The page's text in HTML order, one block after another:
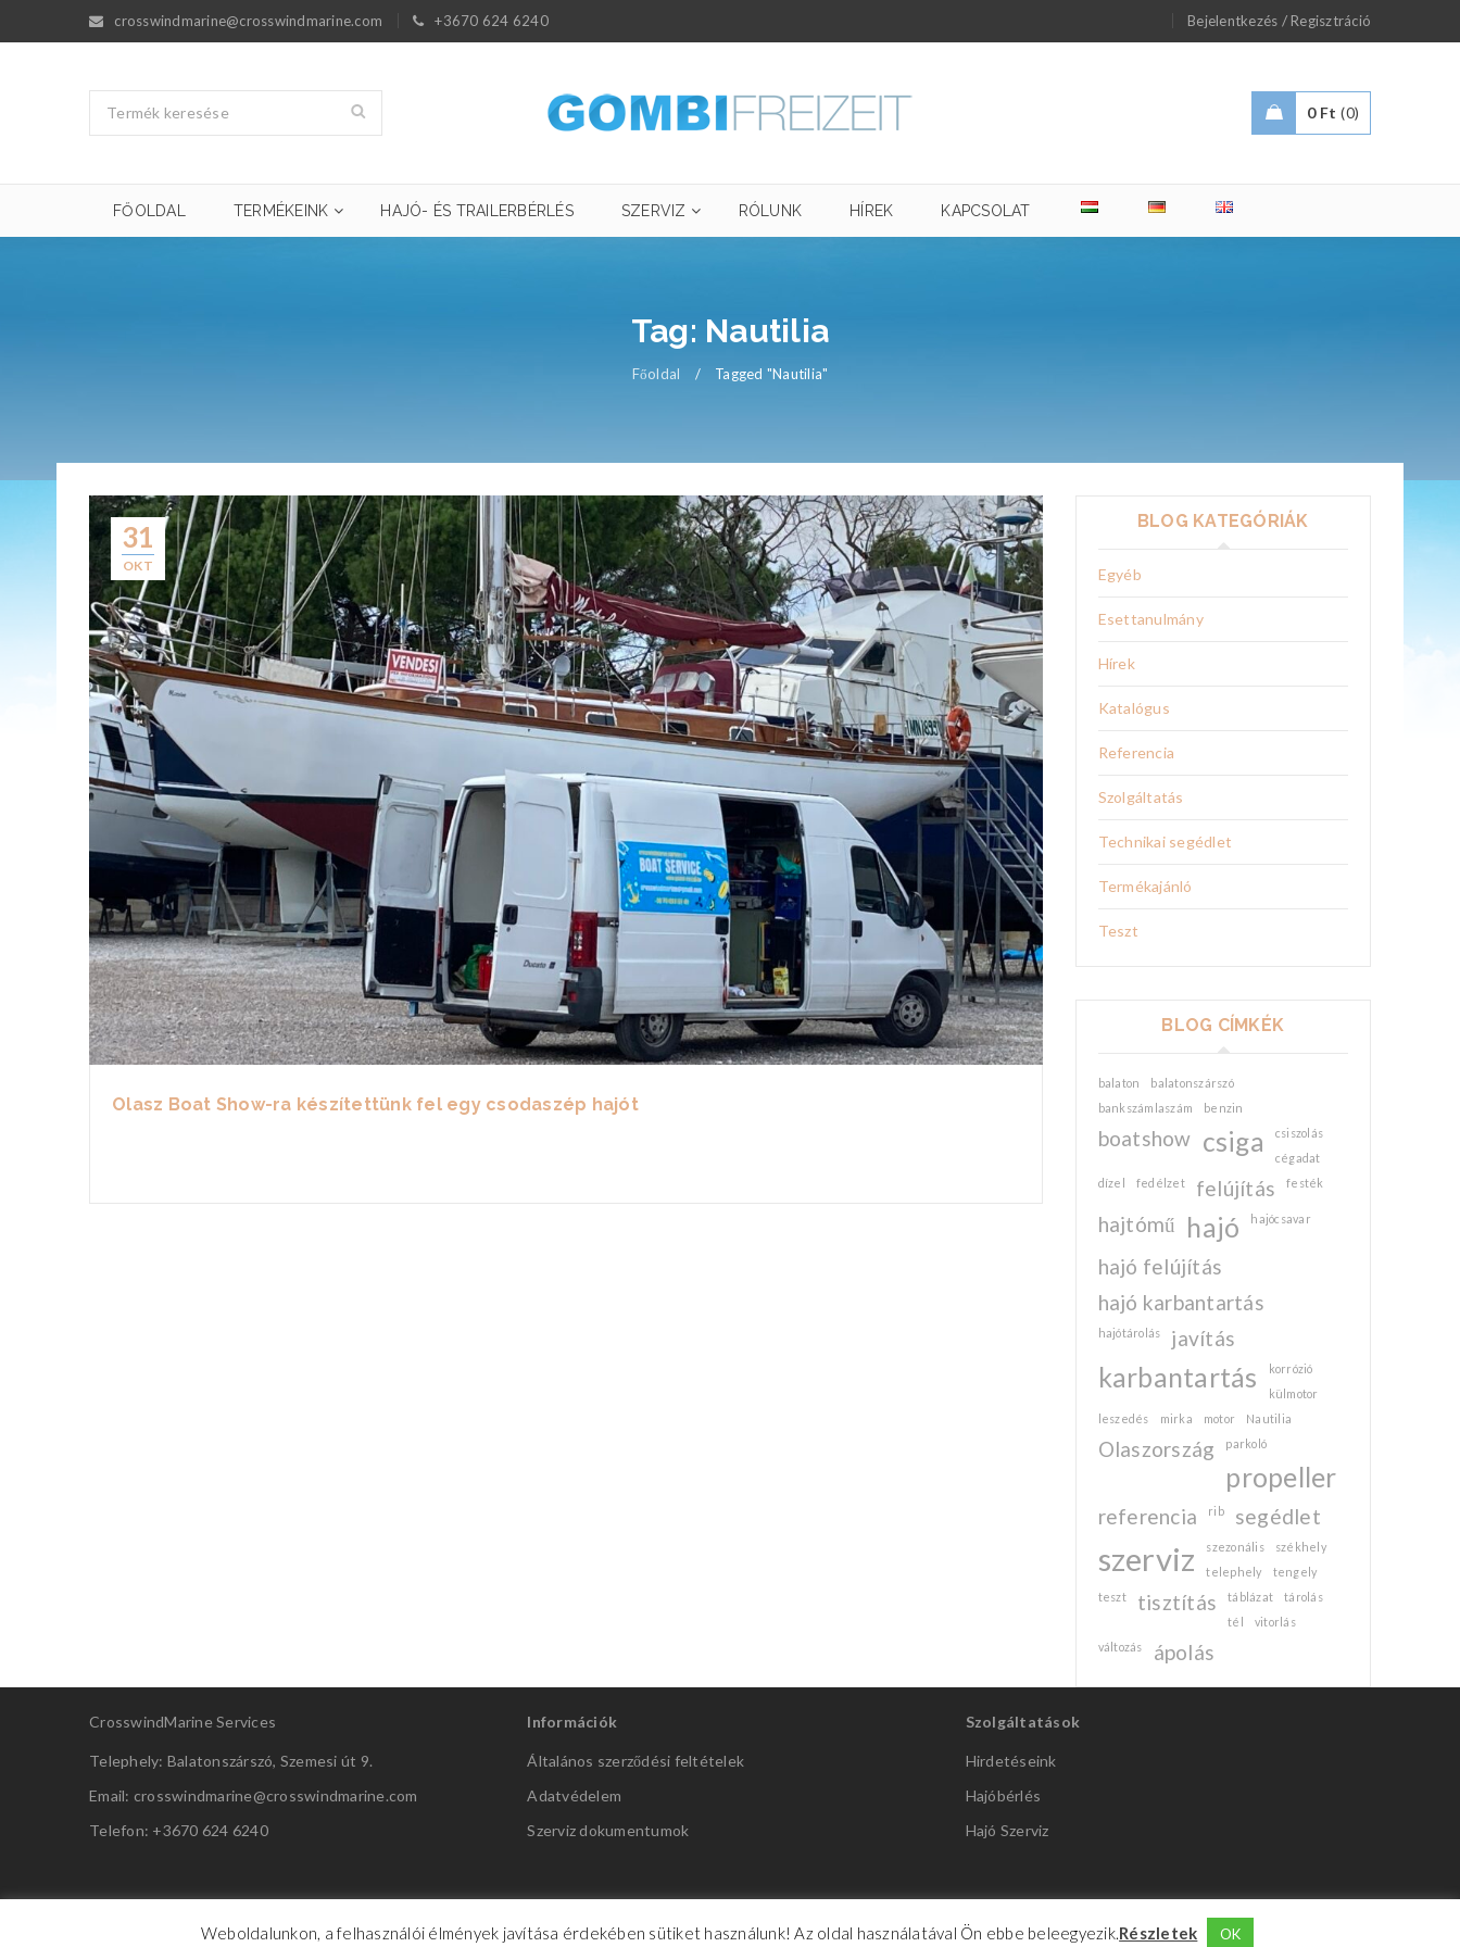
crosswindmarine@crosswindmarine.com +3670 624 6240 Bejelentkezés / Regisztráció
0 Ft 0
FŐOLDAL TERMÉKEINK HAJÓ- ÉS TRAILERBÉRLÉS SZERVIZ RÓLUNK HÍREK KAPCSOLAT
Tag: Nautilia
Főoldal / Tagged "Nautilia"
31
OKT
Olasz Boat Show-ra készítettünk fel egy csodaszép hajót
BLOG KATEGÓRIÁK
Egyéb
Esettanulmány
Hírek
Katalógus
Referencia
Szolgáltatás
Technikai segédlet
Termékajánló
Teszt
BLOG CÍMKÉK
balaton
balatonszárszó
bankszámlaszám
benzin
boatshow csiga
csiszolás
cégadat
dízel
fedélzet felújítás festék
hajtómű hajó hajócsavar
hajó felújítás
hajó karbantartás
hajótárolás javítás
karbantartás
korrózió
külmotor
leszedés
mirka motor Nautilia
Olaszország parkoló
propeller
referencia rib segédlet
szerviz szezonális
székhely
telephely
tengely
teszt
tisztítás táblázat
tárolás
tél
vitorlás
változás
ápolás
CrosswindMarine Services
Telephely: Balatonszárszó, Szemesi út 9.
Email: crosswindmarine@crosswindmarine.com
Telefon: +3670 624 6240
Információk
Általános szerződési feltételek
Adatvédelem
Szerviz dokumentumok
Szolgáltatások
Hirdetéseink
Hajóbérlés
Hajó Szerviz
CrosswindMarine Services 2025
Weboldalunkon, a felhasználói élmények javítása érdekében sütiket használunk! Az oldal használatával Ön ebbe beleegyezik.Részletek OK